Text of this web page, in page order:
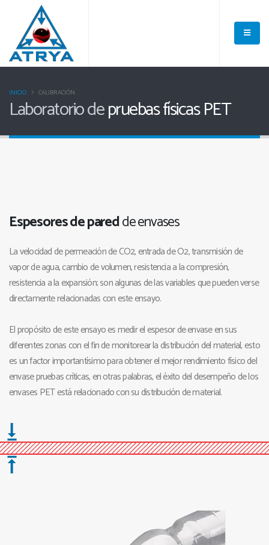
Laboratorio depruebas físicas PET
INICIO CALIBRACIÓN
Espesores de paredde envases
La velocidad de permeación de CO2, entrada de O2, transmisión de
vapor de agua, cambio de volumen, resistencia a la compresión,
resistencia a la expansión; son algunas de las variables que pueden verse
directamente relacionadas con este ensayo.
El propósito de este ensayo es medir el espesor de envase en sus
diferentes zonas con el fin de monitorear la distribución del material, esto
es un factor importantísimo para obtener el mejor rendimiento físico del
envase pruebas críticas, en otras palabras, el éxito del desempeño de los
envases PET está relacionado con su distribución de material.